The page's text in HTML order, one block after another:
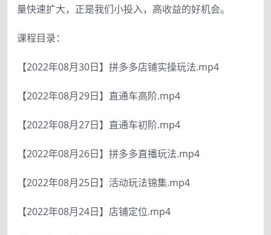
量快速扩大，正是我们小投入，高收益的好机会。
课程目录：
【2022年08月30日】拼多多店铺实操玩法.mp4
【2022年08月29日】直通车高阶.mp4
【2022年08月27日】直通车初阶.mp4
【2022年08月26日】拼多多直播玩法.mp4
【2022年08月25日】活动玩法锦集.mp4
【2022年08月24日】店铺定位.mp4